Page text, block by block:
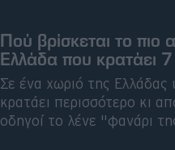
Πού βρίσκεται το πιο
Ελλάδα που κρατάει
Σε ένα χωριό της Ελλάδας
κρατάει περισσότερο κι
οδηγοί το λένε "φανάρι